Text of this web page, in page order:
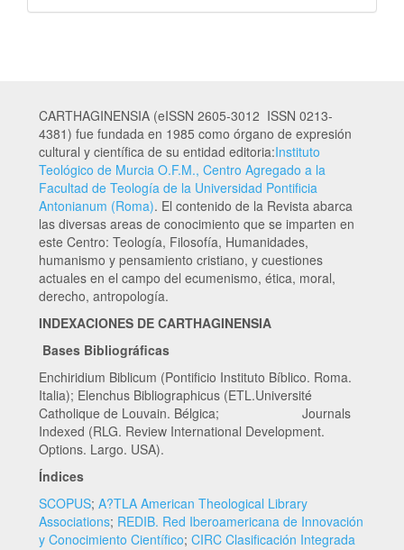
CARTHAGINENSIA (eISSN 2605-3012 ISSN 0213-
4381) fue fundada en 1985 como órgano de expresión
cultural y científica de su entidad editoria:Instituto
Teológico de Murcia O.F.M., Centro Agregado a la
Facultad de Teología de la Universidad Pontificia
Antonianum (Roma). El contenido de la Revista abarca
las diversas areas de conocimiento que se imparten en
este Centro: Teología, Filosofía, Humanidades,
humanismo y pensamiento cristiano, y cuestiones
actuales en el campo del ecumenismo, ética, moral,
derecho, antropología.
INDEXACIONES DE CARTHAGINENSIA
Bases Bibliográficas
Enchiridium Biblicum (Pontificio Instituto Bíblico. Roma.
Italia); Elenchus Bibliographicus (ETL.Université
Catholique de Louvain. Bélgica; Journals
Indexed (RLG. Review International Development.
Options. Largo. USA).
Índices
SCOPUS; A?TLA American Theological Library
Associations; REDIB. Red Iberoamericana de Innovación
y Conocimiento Científico; CIRC Clasificación Integrada